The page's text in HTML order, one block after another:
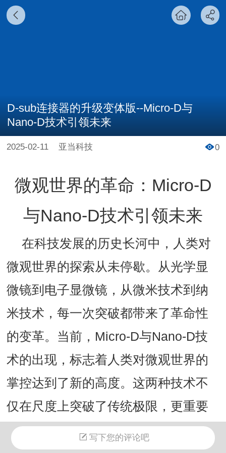
D-sub连接器的升级变体版--Micro-D与
Nano-D技术引领未来
2025-02-11 亚当科技 0
微观世界的革命：Micro-D
与Nano-D技术引领未来
在科技发展的历史长河中，人类对
微观世界的探索从未停歇。从光学显
微镜到电子显微镜，从微米技术到纳
米技术，每一次突破都带来了革命性
的变革。当前，Micro-D与Nano-D技
术的出现，标志着人类对微观世界的
掌控达到了新的高度。这两种技术不
仅在尺度上突破了传统极限，更重要
的是，它们开创了全新的技术范式，
写下您的评论吧